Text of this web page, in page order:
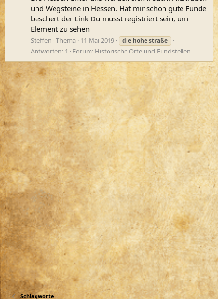
und Wegsteine in Hessen. Hat mir schon gute Funde
beschert der Link Du musst registriert sein, um
Element zu sehen
Steffen Thema 11 Mai 2019 die hohestraße
Antworten: 1 Forum: Historische Orte und Fundstellen
Schlagworte